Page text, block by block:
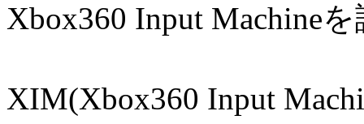
Xbox360 Input Machine
XIM(Xbox360 Input